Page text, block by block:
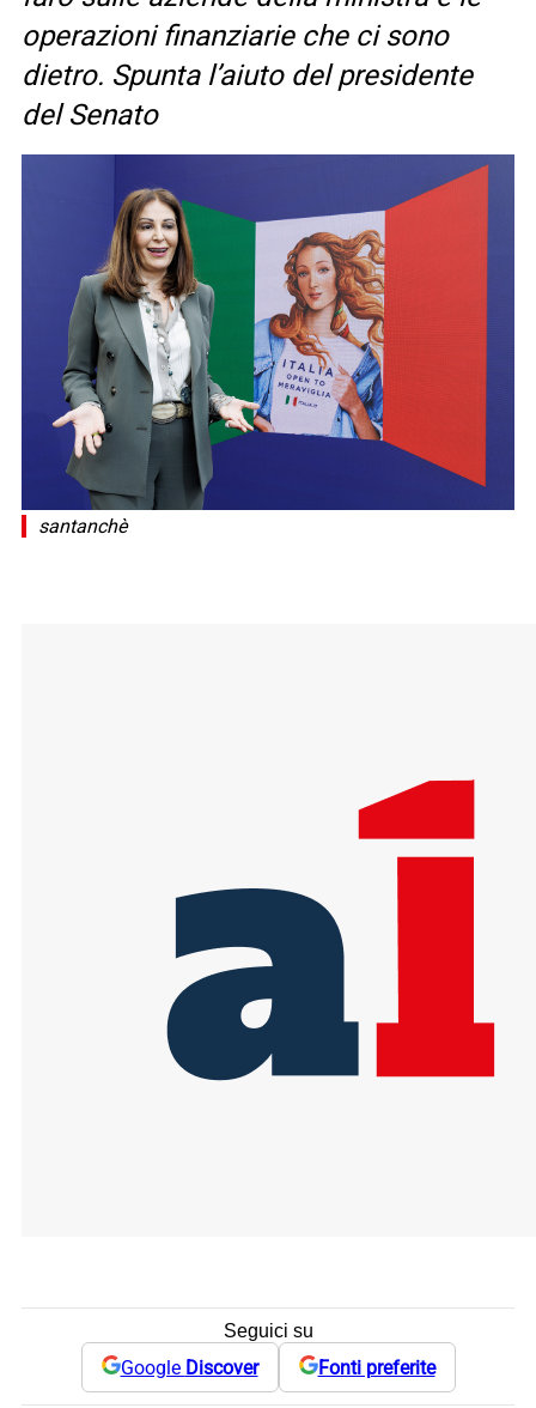
operazioni finanziarie che ci sono
dietro. Spunta l’aiuto del presidente
del Senato
santanchè
Seguici su
Google Discover Fonti preferite